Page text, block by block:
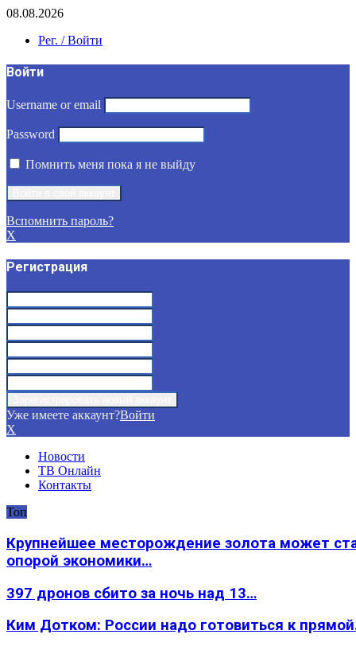
08.08.2026
Рег. / Войти
Войти
Username or email
Password
Помнить меня пока я не выйду
Вспомнить пароль?
X
Регистрация
Уже имеете аккаунт?Войти
X
Новости
ТВ Онлайн
Контакты
Топ
Крупнейшее месторождение золота может
опорой экономики…
397 дронов сбито за ночь над 13…
Ким Дотком: России надо готовиться к